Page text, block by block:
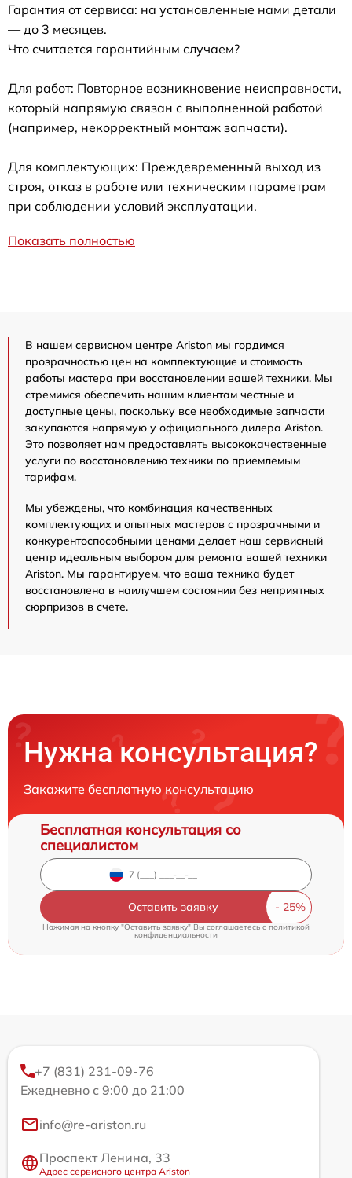
Гарантия от сервиса: на установленные нами детали
— до 3 месяцев.
Что считается гарантийным случаем?
Для работ: Повторное возникновение неисправности,
который напрямую связан с выполненной работой
(например, некорректный монтаж запчасти).
Для комплектующих: Преждевременный выход из
строя, отказ в работе или техническим параметрам
при соблюдении условий эксплуатации.
Показать полностью
В нашем сервисном центре Ariston мы гордимся
прозрачностью цен на комплектующие и стоимость
работы мастера при восстановлении вашей техники. Мы
стремимся обеспечить нашим клиентам честные и
доступные цены, поскольку все необходимые запчасти
закупаются напрямую у официального дилера Ariston.
Это позволяет нам предоставлять высококачественные
услуги по восстановлению техники по приемлемым
тарифам.
Мы убеждены, что комбинация качественных
комплектующих и опытных мастеров с прозрачными и
конкурентоспособными ценами делает наш сервисный
центр идеальным выбором для ремонта вашей техники
Ariston. Мы гарантируем, что ваша техника будет
восстановлена в наилучшем состоянии без неприятных
сюрпризов в счете.
Нужна консультация?
Закажите бесплатную консультацию
Бесплатная консультация со
специалистом
Оставить заявку
Нажимая на кнопку "Оставить заявку" Вы соглашаетесь cполитикой
конфиденциальности
+7 (831) 231-09-76
Ежедневно с 9:00 до 21:00
info@re-ariston.ru
Проспект Ленина, 33
Адрес сервисного центра Ariston